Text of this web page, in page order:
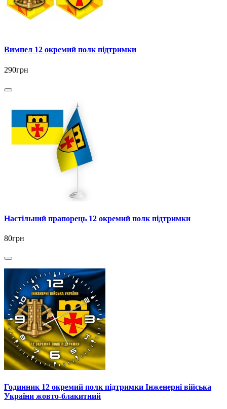
Вимпел 12 окремий полк підтримки
290грн
Настільний прапорець 12 окремий полк підтримки
80грн
Годинник 12 окремий полк підтримки Інженерні війська
України жовто-блакитний